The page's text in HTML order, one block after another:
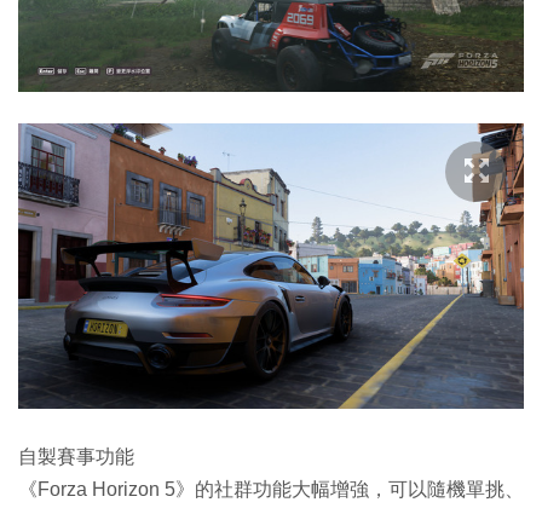
自製賽事功能
《Forza Horizon 5》的社群功能大幅增強，可以隨機單挑、